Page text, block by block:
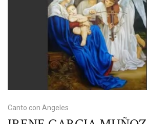
Canto con Angeles